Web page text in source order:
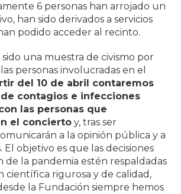
6 personas han arrojado un
han sido derivados a servicios
podido acceder al recinto.
una muestra de civismo por
personas involucradas en el
del 10 de abril contaremos
contagios e infecciones
las personas que
el concierto y, tras ser
a la opinión pública y a
El objetivo es que las decisiones
de la pandemia estén respaldadas
científica rigurosa y de calidad,
la Fundación siempre hemos